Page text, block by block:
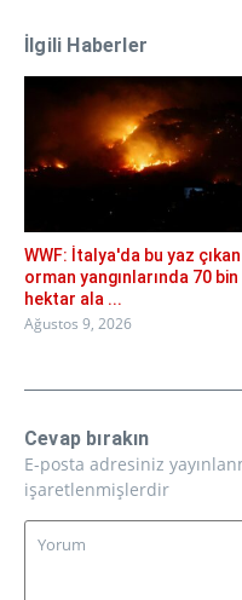
İlgili Haberler
WWF: İtalya'da bu yaz çıkan
orman yangınlarında 70 bin
hektar ala ...
Ağustos 9, 2026
Cevap bırakın
E-posta adresiniz
işaretlenmişlerdir